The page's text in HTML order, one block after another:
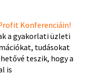
Konferenciáin!
a gyakorlati üzleti
tudásokat
teszik, hogy a
is